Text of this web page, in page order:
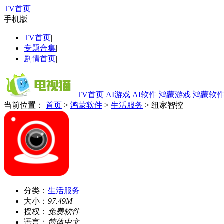
TV首页
手机版
TV首页|
专题合集|
剧情首页|
TV首页 AI游戏 AI软件 鸿蒙游戏 鸿蒙软
当前位置： 首页 > 鸿蒙软件 > 生活服务 > 纽家智控
分类： 生活服务
大小： 97.49M
授权： 免费软件
语言： 简体中文